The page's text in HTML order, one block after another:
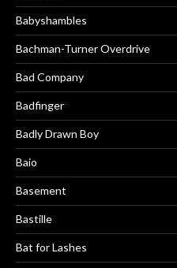
Babyshambles
Bachman-Turner Overdrive
Bad Company
Badfinger
Badly Drawn Boy
Baio
Basement
Bastille
Bat for Lashes